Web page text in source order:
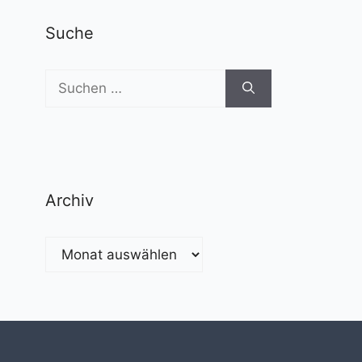
Suche
nach:
Archiv
Archiv